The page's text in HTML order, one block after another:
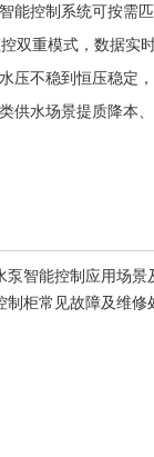
ZZ-200系列可编程
能控制系统可按需
双重模式，数据实
压不稳到恒压稳定
供水场景提质降本
智能控制应用场景及使
制柜常见故障及维修